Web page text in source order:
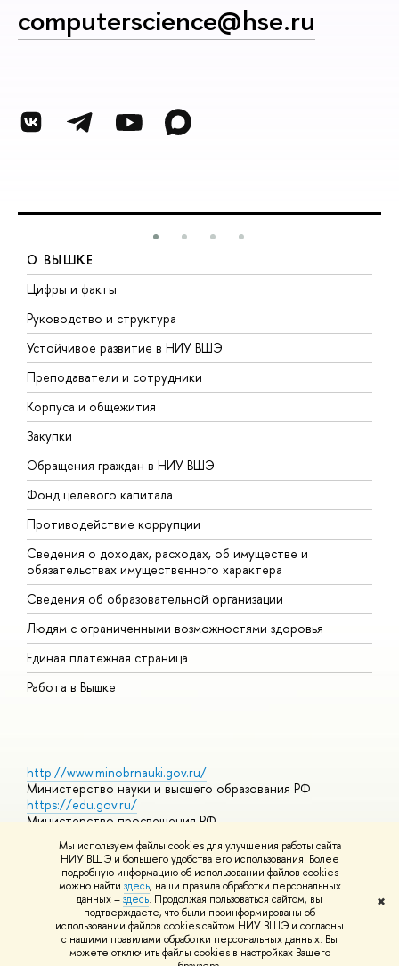
Мы используем файлы cookies для улучшения работы сайта
НИУ ВШЭ и большего удобства его использования. Более
подробную информацию об использовании файлов cookies
можно найти здесь, наши правила обработки персональных
данных –здесь. Продолжая пользоваться сайтом, вы
подтверждаете, что были проинформированы об
использовании файлов cookies сайтом НИУ ВШЭ и согласны
с нашими правилами обработки персональных данных. Вы
можете отключить файлы cookies в настройках Вашего
✖
computerscience@hse.ru
О ВЫШКЕ
Цифры и факты
Руководство и структура
Устойчивое развитие в НИУ ВШЭ
Преподаватели и сотрудники
Корпуса и общежития
Закупки
Обращения граждан в НИУ ВШЭ
Фонд целевого капитала
Противодействие коррупции
Сведения о доходах, расходах, об имуществе и
обязательствах имущественного характера
Сведения об образовательной организации
Людям с ограниченными возможностями здоровья
Единая платежная страница
Работа в Вышке
http://www.minobrnauki.gov.ru/
Министерство науки и высшего образования РФ
https://edu.gov.ru/
Министерство просвещения РФ
Массовые открытые онлайн-курсы
© НИУ ВШЭ 1993–2026 Адреса и контактыУсловия
использования материалов Политика конфиденциальности
Шрифты HSE Sans и HSE Slab разработаны вШколе дизайна НИУ